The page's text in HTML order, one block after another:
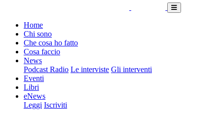
Home
Chi sono
Che cosa ho fatto
Cosa faccio
News
Podcast Radio Le interviste Gli interventi
Eventi
Libri
eNews
Leggi Iscriviti